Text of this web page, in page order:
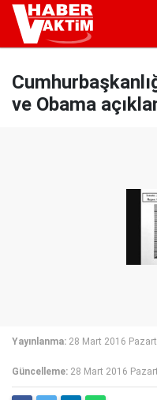
ve Obama
Yayınlanma: 28 Mart 2016
Güncelleme: 28 Mart 2016